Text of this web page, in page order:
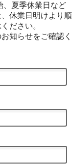
、夏季休業日など
休業日明けより順
ださい。
知らせをご確認く